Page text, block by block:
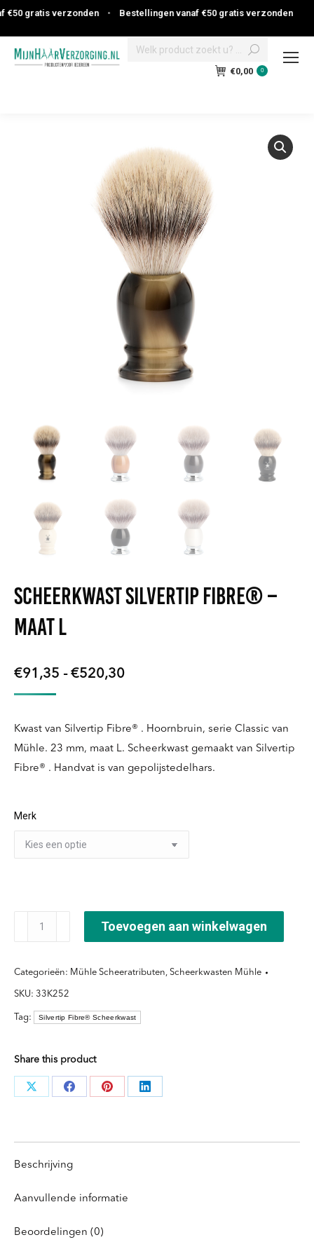
gratis verzonden • Bestellingen vanaf €50 gratis verzonden
Search:
€0,00 0
Scheerkwast Silvertip Fibre® –
Maat L
€91,35 - €520,30Prijsklasse:
Kwast van Silvertip Fibre® . Hoornbruin, serie Classic van
Mühle. 23 mm, maat L. Scheerkwast gemaakt van Silvertip
Fibre® . Handvat is van gepolijstedelhars.
Merk
Scheerkwast
Silvertip
Maat
L
Toevoegen aan winkelwagen
Categorieën: Mühle Scheeratributen, Scheerkwasten Mühle
SKU: 33K252
Tag: Silvertip Fibre® Scheerkwast
Share this product
Deel
Deel
Deel
Deel
Beschrijving
Aanvullende informatie
Beoordelingen (0)